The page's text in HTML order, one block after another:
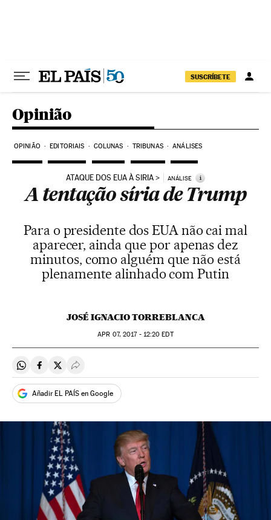
SUSCRÍBETE
Opinião
OPINIÃO EDITORIAIS COLUNAS TRIBUNAS ANÁLISES
ATAQUE DOS EUA À SIRIA ANÁLISE i
A tentação síria de Trump
Para o presidente dos EUA não cai mal
aparecer, ainda que por apenas dez
minutos, como alguém que não está
plenamente alinhado com Putin
JOSÉ IGNACIO TORREBLANCA
APR 07, 2017 - 12:20 EDT
Compartir en Whatsapp
Compartir en Facebook
Compartir en Twitter
Desplegar Redes Sociales
Añadir EL PAÍS en Google